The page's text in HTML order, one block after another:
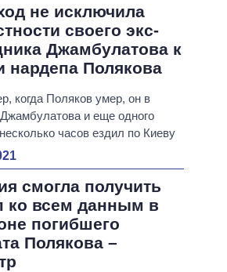
не исключила
своего экс-
Джамбулатова к
нардепа Полякова
когда Поляков умер, он в
и еще одного
часов ездил по Киеву
смогла получить
ко всем данным в
погибшего
Полякова –